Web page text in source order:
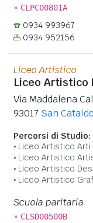
» CLPC00801A
0934 993967
0934 952156
Liceo Artistico
Liceo Artistico
Via Maddalena
93017 San Cataldo
Percorsi di Studio:
Liceo Artistico
Liceo Artistico
Liceo Artistico
Liceo Artistico
Scuola paritaria
» CLSD00500B